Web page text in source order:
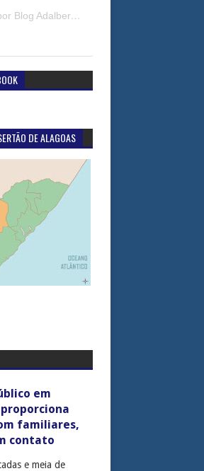
Uma publicação partilhada por Blog Adalberto Gomes Noticias (@blogadalbertogomesnoticiass)
DE ALAGOAS
em
familiares,
contato
e meia de